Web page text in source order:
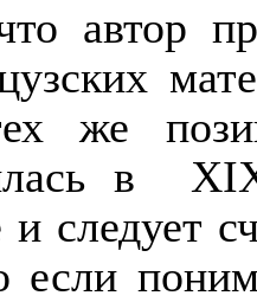
автор
же
в
следует